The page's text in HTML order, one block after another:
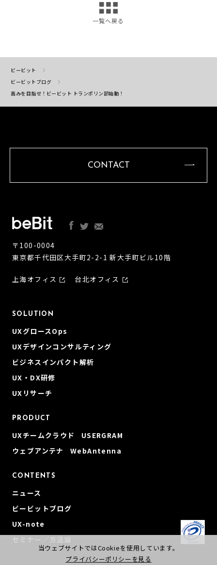
一覧へ戻る
ビービット
ビービットブログ
高みを目指せ！ビービット トランポリン部始動！
CONTACT
〒100-0004
東京都千代田区大手町2-2-1 新大手町ビル10階
上海オフィス 台北オフィス
SOLUTION
UXグロースOps
UXデザインコンサルティング
ビジネスインパクト解析
UX・DX研修
UXリサーチ
PRODUCT
UXチームクラウド USERGRAM
ウェブアンテナ WebAntenna
CONTENTS
ニュース
ビービットブログ
UX-note
セミナー／方法論
当ウェブサイトではCookieを使用しています。
プライバシーポリシーを見る